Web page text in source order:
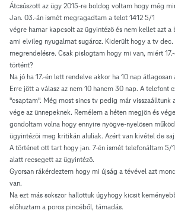
Átcsúszott az ügy 2015-re boldog voltam hogy még
Jan. 03.-án ismét megragadtam a telot 1412 5/1
végre hamar kapcsolt az ügyintézö és nem kellet azt a
ami elvileg nyugalmat sugároz. Kiderült hogy a tv dec.
megrendelésre. Csak pislogtam hogy mi van, miért
történt?
Na jó ha 17.-én lett rendelve akkor ha 10 nap
Erre jött a válasz az nem 10 hanem 30 nap. A telefont
"csaptam". Még most sincs tv pedig már visszaálltunk
vége az ünnepeknek. Remélem a héten megjön és
gondoltam volna hogy ennyire nyögve-nyelösen
ügyintézöi meg kritikán aluliak. Azért van kivétel de
A történet ott tart hogy jan. 7-én ismét telefonáltam 5/
alatt recsegett az ügyintézö.
Gyorsan rákérdeztem hogy mi újság a tévével azt
van.
Na ezt más sokszor hallottuk úgyhogy kicsit
előhuztam a poros pincéből, támadás.